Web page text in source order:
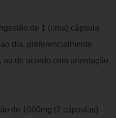
de 1 (uma) cápsula
dia, preferencialmente
de acordo com orientação
de 1000mg (2 cápsulas)